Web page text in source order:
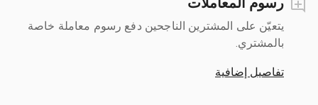
يتعيّن على المشترين الناجحين دفع رسوم معاملة خاصة
بالمشتري.
تفاصيل إضافية